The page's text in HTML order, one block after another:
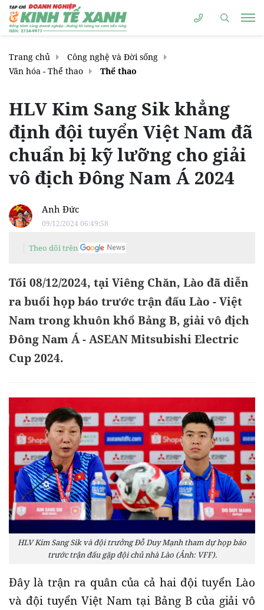
Trang chủ
Công nghệ và Đời sống
Văn hóa - Thể thao
Thể thao
HLV Kim Sang Sik khẳng
định đội tuyển Việt Nam đã
chuẩn bị kỹ lưỡng cho giải
vô địch Đông Nam Á 2024
Anh Đức
09/12/2024 06:49:58
Theo dõi trên
Tối 08/12/2024, tại Viêng Chăn, Lào đã diễn
ra buổi họp báo trước trận đấu Lào - Việt
Nam trong khuôn khổ Bảng B, giải vô địch
Đông Nam Á - ASEAN Mitsubishi Electric
Cup 2024.
HLV Kim Sang Sik và đội trưởng Đỗ Duy Mạnh tham dự họp báo
trước trận đấu gặp đội chủ nhà Lào (Ảnh: VFF).
Đây là trận ra quân của cả hai đội tuyển Lào
và đội tuyển Việt Nam tại Bảng B của giải vô